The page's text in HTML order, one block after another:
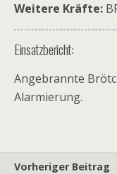
Weitere Kräfte:
Einsatzbericht:
Angebrannte
Alarmierung.
Vorheriger Beitrag